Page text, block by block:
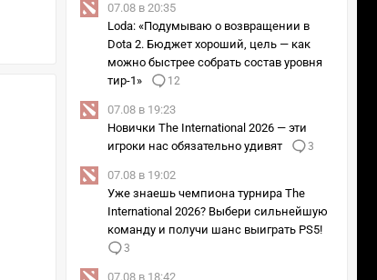
07.08 в 20:35
Loda: «Подумываю о возвращении в
Dota 2. Бюджет хороший, цель — как
можно быстрее собрать состав уровня
тир-1»
12
07.08 в 19:23
Новички The International 2026 — эти
игроки нас обязательно удивят
3
07.08 в 19:02
Уже знаешь чемпиона турнира The
International 2026? Выбери сильнейшую
команду и получи шанс выиграть PS5!
3
07.08 в 18:42